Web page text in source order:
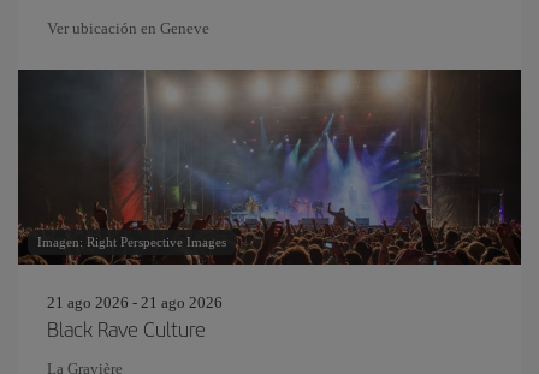
Ver ubicación en Geneve
Imagen: Right Perspective Images
21 ago 2026 - 21 ago 2026
Black Rave Culture
La Gravière